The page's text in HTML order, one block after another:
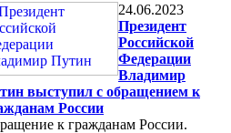
24.06.2023
Президент
Российской
Федерации
Владимир
выступил с обращением к
России
к гражданам России.